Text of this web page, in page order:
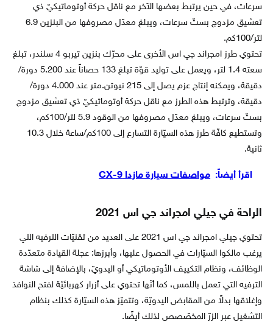
سرعات، في حين يرتبط بعضها الآخر مع ناقل حركة أوتوماتيكيّ ذي
تعشيق مزدوج بستّ سرعات، ويبلغ معدّل مصروفها من البنزين 6.9
لتر/100كم.
تحتوي طرز امجراند جي اس الأخرى على محرّك بنزين تيربو 4 سلندر، تبلغ
سعته 1.4 لتر، ويعمل على توليد قوّة تبلغ 133 حصاناً عند 5.200 دورة/
دقيقة، ويمكنه إنتاج عزم يصل إلى 215 نيوتن.متر عند 4.000 دورة/
دقيقة، وترتبط هذه الطرز مع ناقل حركة أوتوماتيكيّ ذي تعشيق مزدوج
بستّ سرعات، ويبلغ معدّل مصروفها من الوقود 5.9 لتر/100كم،
وتستطيع كافّة طرز هذه السيّارة التسارع إلى 100كم/ساعة خلال 10.3
ثانية.
اقرأ أيضاً: مواصفات سيارة مازدا CX-9
الراحة في جيلي امجراند جي اس 2021
تحتوي جيلي امجراند جي اس 2021 على العديد من تقنيّات الترفيه التي
يرغب مالكوا السيّارات في الحصول عليها، وأبرزها: عجلة القيادة متعدّدة
الوظائف، ونظام التكييف الأوتوماتيكي أو اليدويّ، بالإضافة إلى شاشة
الترفيه التي تعمل باللمس، كما أنّها تحتوي على أزرار كهربائيّة لفتح النوافذ
وإغلاقها بدلاً من المقابض اليدويّة، وتتميّز هذه السيّارة كذلك بنظام
التشغيل عبر الزرّ المخصّصص لذلك أيضًا.